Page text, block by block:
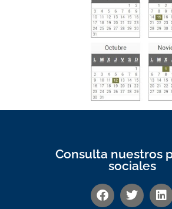
Consulta nuestros
sociales